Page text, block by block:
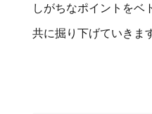
しがちなポイントをベ
共に掘り下げていきま